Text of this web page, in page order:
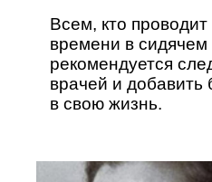
Всем, кто
времени в
рекомендуется
врачей и
в свою жизнь.